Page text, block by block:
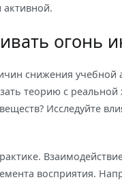
активной.
огонь
снижения учебной
теорию с
Исследуйте
восприятия.